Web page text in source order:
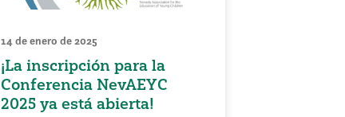
14 de enero de 2025
¡La inscripción para la
Conferencia NevAEYC
2025 ya está abierta!